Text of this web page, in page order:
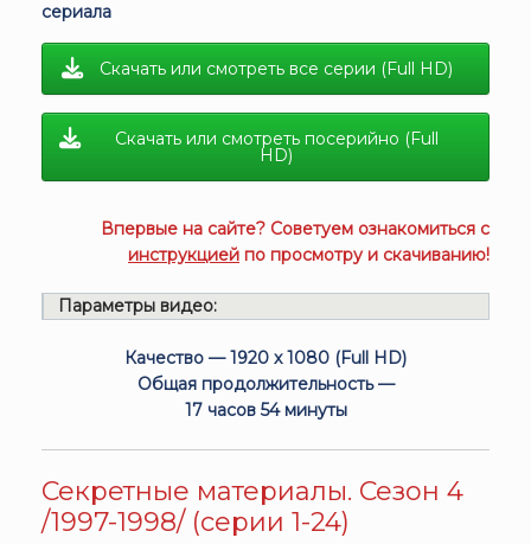
сериала
Скачать или смотреть все серии (Full HD)
Скачать или смотреть посерийно (Full
HD)
Впервые на сайте? Советуем ознакомиться с
инструкцией по просмотру и скачиванию!
Параметры видео:
Качество — 1920 x 1080 (Full HD)
Общая продолжительность —
17 часов 54 минуты
Секретные материалы. Сезон 4
/1997-1998/ (серии 1-24)